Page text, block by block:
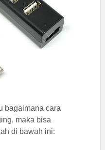
bagaimana cara
maka bisa
di bawah ini: